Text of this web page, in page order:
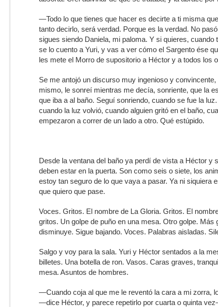
—Todo lo que tienes que hacer es decirte a ti misma
tanto decirlo, será verdad. Porque es la verdad. No
sigues siendo Daniela, mi paloma. Y si quieres, cuando
se lo cuento a Yuri, y vas a ver cómo el Sargento ése
les mete el Morro de supositorio a Héctor y a todos los
Se me antojó un discurso muy ingenioso y
mismo, le sonreí mientras me decía, sonriente, que la
que iba a al baño. Seguí sonriendo, cuando se fue la
cuando la luz volvió, cuando alguien gritó en el baño,
empezaron a correr de un lado a otro. Qué estúpido.
Desde la ventana del baño ya perdí de vista a Héctor y
deben estar en la puerta. Son como seis o siete, los
estoy tan seguro de lo que vaya a pasar. Ya ni siquiera
que quiero que pase.
Voces. Gritos. El nombre de La Gloria. Gritos. El
gritos. Un golpe de puño en una mesa. Otro golpe. Más
disminuye. Sigue bajando. Voces. Palabras aisladas.
Salgo y voy para la sala. Yuri y Héctor sentados a la
billetes. Una botella de ron. Vasos. Caras graves,
mesa. Asuntos de hombres.
—Cuando coja al que me le reventó la cara a mi zorra,
—dice Héctor, y parece repetirlo por cuarta o quinta